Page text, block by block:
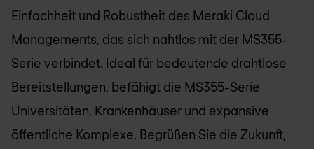
Einfachheit und Robustheit des Meraki Cloud
Managements, das sich nahtlos mit der MS355-
Serie verbindet. Ideal für bedeutende drahtlose
Bereitstellungen, befähigt die MS355-Serie
Universitäten, Krankenhäuser und expansive
öffentliche Komplexe. Begrüßen Sie die Zukunft,